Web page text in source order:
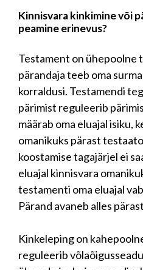
Kinnisvara kinkimine või
peamine erinevus?
Testament on ühepoolne
pärandaja teeb oma
korraldusi. Testamendi
pärimist reguleerib
määrab oma eluajal isiku,
omanikuks pärast
koostamise tagajärjel ei
eluajal kinnisvara
testamenti oma eluajal
Pärand avaneb alles
Kinkeleping on
reguleerib